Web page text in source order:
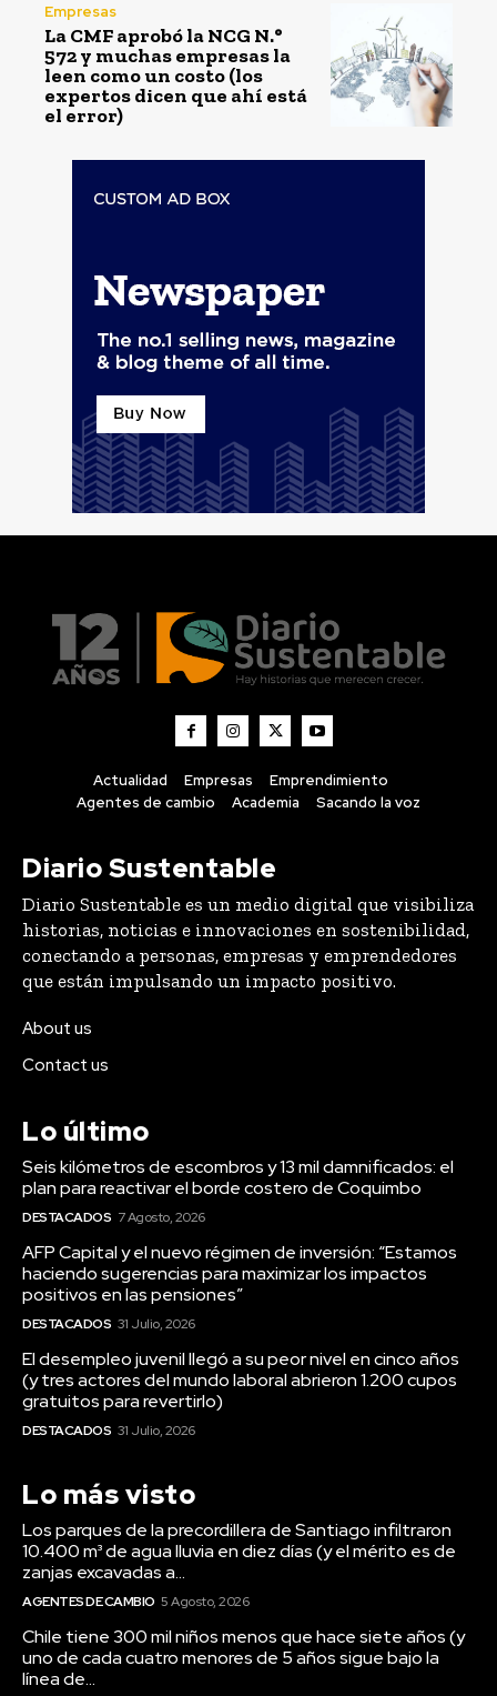
Empresas
La CMF aprobó la NCG N.°
572 y muchas empresas la
leen como un costo (los
expertos dicen que ahí está
el error)
Actualidad Empresas
Emprendimiento
Agentes de cambio
Academia Sacando la voz
Diario Sustentable
Diario Sustentable es un medio digital que visibiliza
historias, noticias e innovaciones en sostenibilidad,
conectando a personas, empresas y emprendedores
que están impulsando un impacto positivo.
About us
Contact us
Lo último
Seis kilómetros de escombros y 13 mil damnificados: el
plan para reactivar el borde costero de Coquimbo
DESTACADOS 7 Agosto, 2026
AFP Capital y el nuevo régimen de inversión: “Estamos
haciendo sugerencias para maximizar los impactos
positivos en las pensiones”
DESTACADOS 31 Julio, 2026
El desempleo juvenil llegó a su peor nivel en cinco años
(y tres actores del mundo laboral abrieron 1.200 cupos
gratuitos para revertirlo)
DESTACADOS 31 Julio, 2026
Lo más visto
Los parques de la precordillera de Santiago infiltraron
10.400 m³ de agua lluvia en diez días (y el mérito es de
zanjas excavadas a...
AGENTES DE CAMBIO 5 Agosto, 2026
Chile tiene 300 mil niños menos que hace siete años (y
uno de cada cuatro menores de 5 años sigue bajo la
línea de...